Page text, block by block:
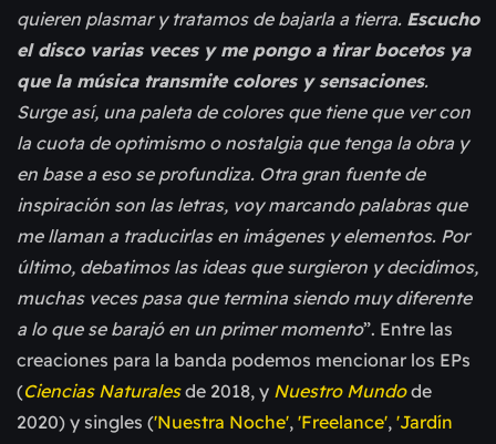
quieren plasmar y tratamos de bajarla a tierra. Escucho
el disco varias veces y me pongo a tirar bocetos ya
que la música transmite colores y sensaciones.
Surge así, una paleta de colores que tiene que ver con
la cuota de optimismo o nostalgia que tenga la obra y
en base a eso se profundiza. Otra gran fuente de
inspiración son las letras, voy marcando palabras que
me llaman a traducirlas en imágenes y elementos. Por
último, debatimos las ideas que surgieron y decidimos,
muchas veces pasa que termina siendo muy diferente
a lo que se barajó en un primer momento”. Entre las
creaciones para la banda podemos mencionar los EPs
(Ciencias Naturalesde 2018, y Nuestro Mundode
2020) y singles ('Nuestra Noche', 'Freelance', 'Jardín